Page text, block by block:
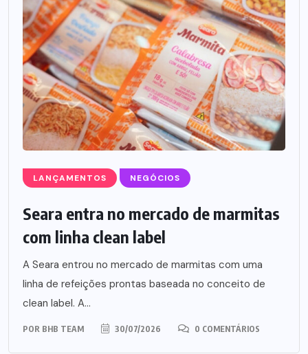
LANÇAMENTOS NEGÓCIOS
Seara entra no mercado de marmitas
com linha clean label
A Seara entrou no mercado de marmitas com uma
linha de refeições prontas baseada no conceito de
clean label. A...
POR BHB TEAM 30/07/2026 0 COMENTÁRIOS